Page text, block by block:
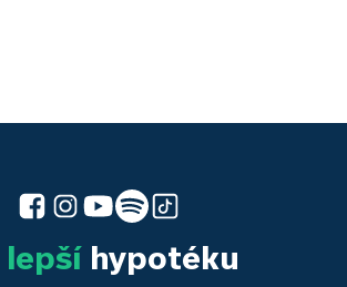
lepšíhypotéku